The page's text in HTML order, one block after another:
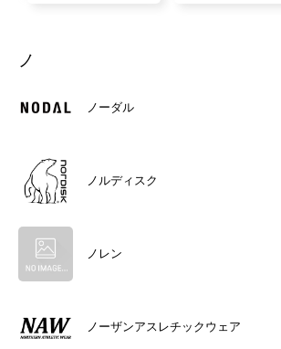
ノ
ノーダル
ノルディスク
ノレン
ノーザンアスレチックウェア